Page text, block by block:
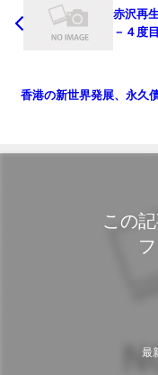
赤沢再
－４度
香港の新世界発展、永久
この
最